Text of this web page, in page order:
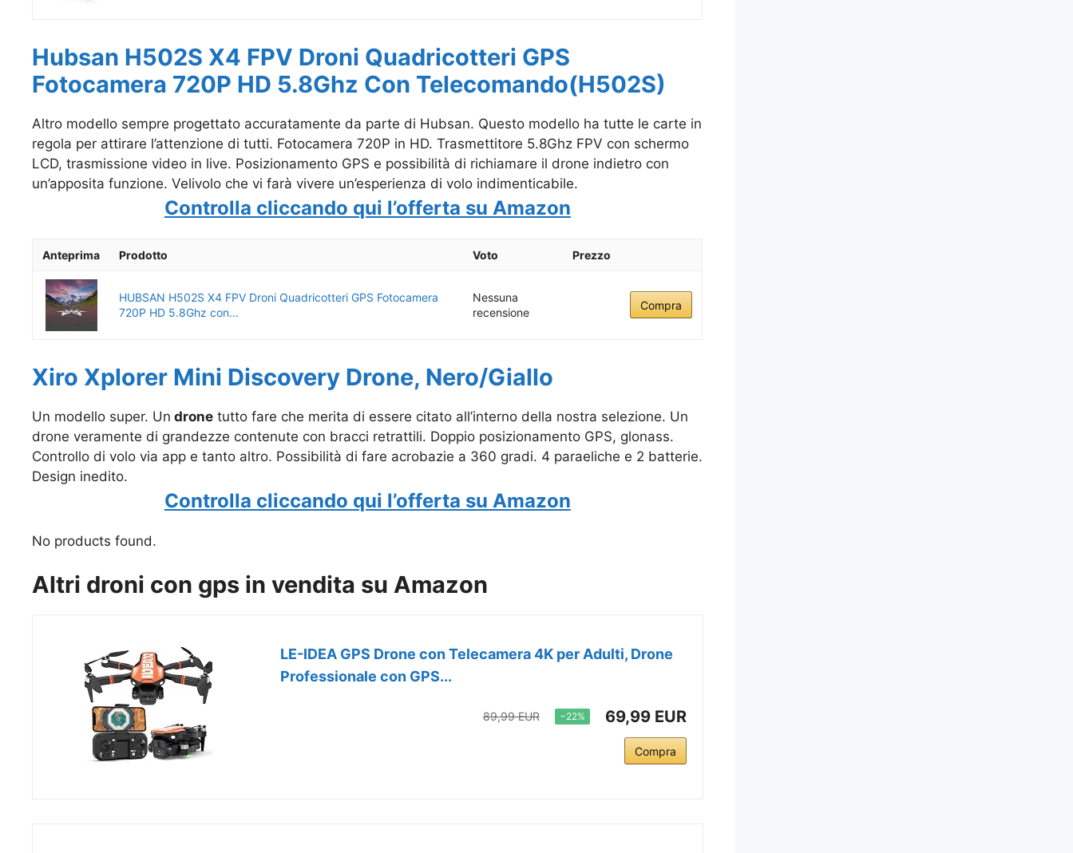
Hubsan H502S X4 FPV Droni Quadricotteri GPS
Fotocamera 720P HD 5.8Ghz Con Telecomando(H502S)
Altro modello sempre progettato accuratamente da parte di Hubsan. Questo modello ha tutte le carte in
regola per attirare l’attenzione di tutti. Fotocamera 720P in HD. Trasmettitore 5.8Ghz FPV con schermo
LCD, trasmissione video in live. Posizionamento GPS e possibilità di richiamare il drone indietro con
un’apposita funzione. Velivolo che vi farà vivere un’esperienza di volo indimenticabile.
Controlla cliccando qui l’offerta su Amazon
Anteprima Prodotto Voto Prezzo
HUBSAN H502S X4 FPV Droni Quadricotteri GPS Fotocamera
720P HD 5.8Ghz con...
Nessuna
recensione
Compra
Xiro Xplorer Mini Discovery Drone, Nero/Giallo
Un modello super. Un drone tutto fare che merita di essere citato all’interno della nostra selezione. Un
drone veramente di grandezze contenute con bracci retrattili. Doppio posizionamento GPS, glonass.
Controllo di volo via app e tanto altro. Possibilità di fare acrobazie a 360 gradi. 4 paraeliche e 2 batterie.
Design inedito.
Controlla cliccando qui l’offerta su Amazon
No products found.
Altri droni con gps in vendita su Amazon
LE-IDEA GPS Drone con Telecamera 4K per Adulti, Drone
Professionale con GPS...
89,99 EUR −22% 69,99 EUR
Compra